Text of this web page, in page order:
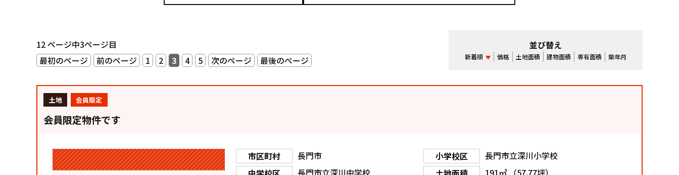
12 ページ中3ページ目
最初のページ
前のページ 1 2 3 4 5 次のページ 最後のページ
並び替え
新着順 価格 土地面積 建物面積 専有面積 築年月
土地 会員限定
会員限定物件です
市区町村 長門市 小学校区
長門市立深川小学校
長門市立深川中学校 191㎡ （57.77坪）